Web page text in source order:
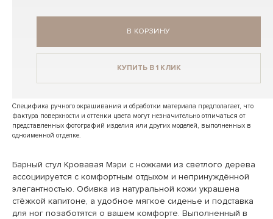
В КОРЗИНУ
КУПИТЬ В 1 КЛИК
Специфика ручного окрашивания и обработки материала предполагает, что
фактура поверхности и оттенки цвета могут незначительно отличаться от
представленных фотографий изделия или других моделей, выполненных в
одноименной отделке.
Барный стул Кровавая Мэри с ножками из светлого дерева
ассоциируется с комфортным отдыхом и непринуждённой
элегантностью. Обивка из натуральной кожи украшена
стёжкой капитоне, а удобное мягкое сиденье и подставка
для ног позаботятся о вашем комфорте. Выполненный в